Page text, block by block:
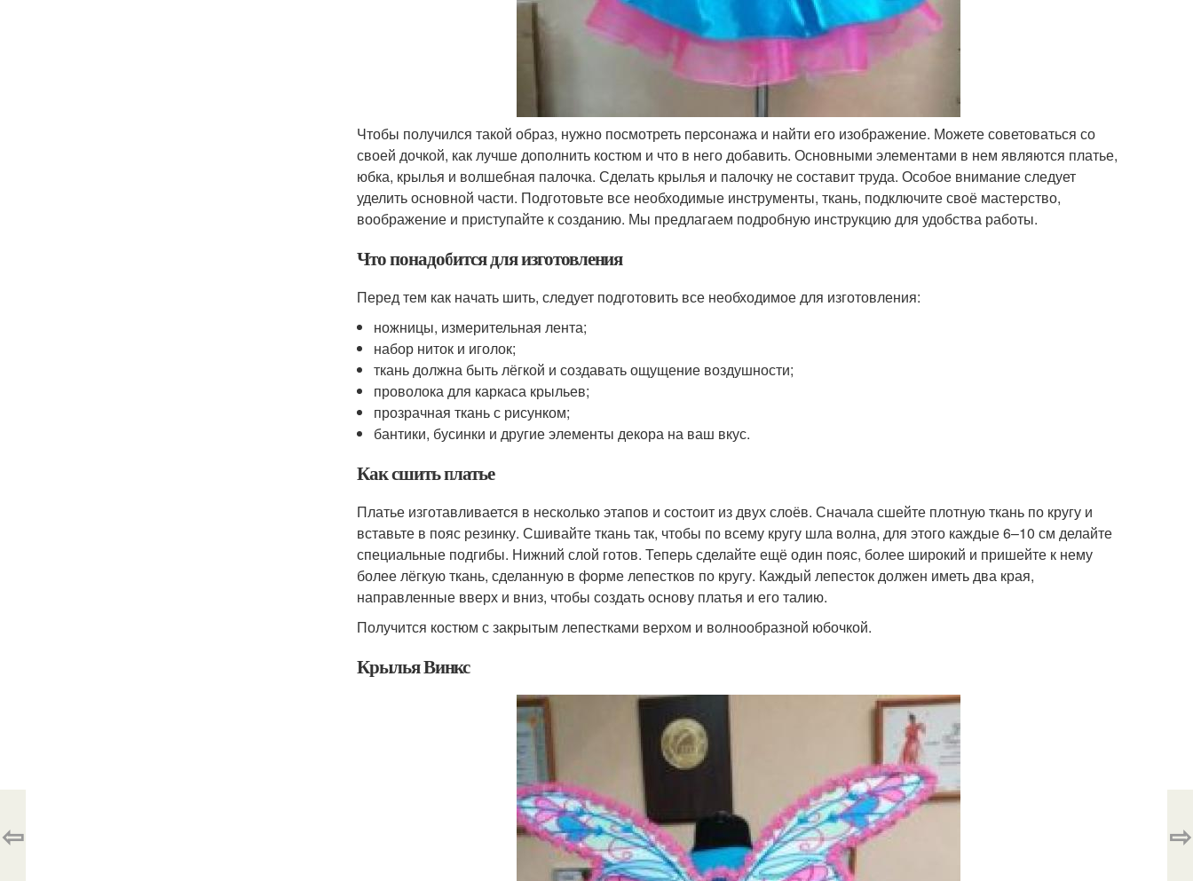
Чтобы получился такой образ, нужно посмотреть персонажа и найти его изображение. Можете советоваться со
своей дочкой, как лучше дополнить костюм и что в него добавить. Основными элементами в нем являются платье,
юбка, крылья и волшебная палочка. Сделать крылья и палочку не составит труда. Особое внимание следует
уделить основной части. Подготовьте все необходимые инструменты, ткань, подключите своё мастерство,
воображение и приступайте к созданию. Мы предлагаем подробную инструкцию для удобства работы.
Что понадобится для изготовления
Перед тем как начать шить, следует подготовить все необходимое для изготовления:
ножницы, измерительная лента;
набор ниток и иголок;
ткань должна быть лёгкой и создавать ощущение воздушности;
проволока для каркаса крыльев;
прозрачная ткань с рисунком;
бантики, бусинки и другие элементы декора на ваш вкус.
Как сшить платье
Платье изготавливается в несколько этапов и состоит из двух слоёв. Сначала сшейте плотную ткань по кругу и
вставьте в пояс резинку. Сшивайте ткань так, чтобы по всему кругу шла волна, для этого каждые 6–10 см делайте
специальные подгибы. Нижний слой готов. Теперь сделайте ещё один пояс, более широкий и пришейте к нему
более лёгкую ткань, сделанную в форме лепестков по кругу. Каждый лепесток должен иметь два края,
направленные вверх и вниз, чтобы создать основу платья и его талию.
Получится костюм с закрытым лепестками верхом и волнообразной юбочкой.
Крылья Винкс
⇦ ⇨